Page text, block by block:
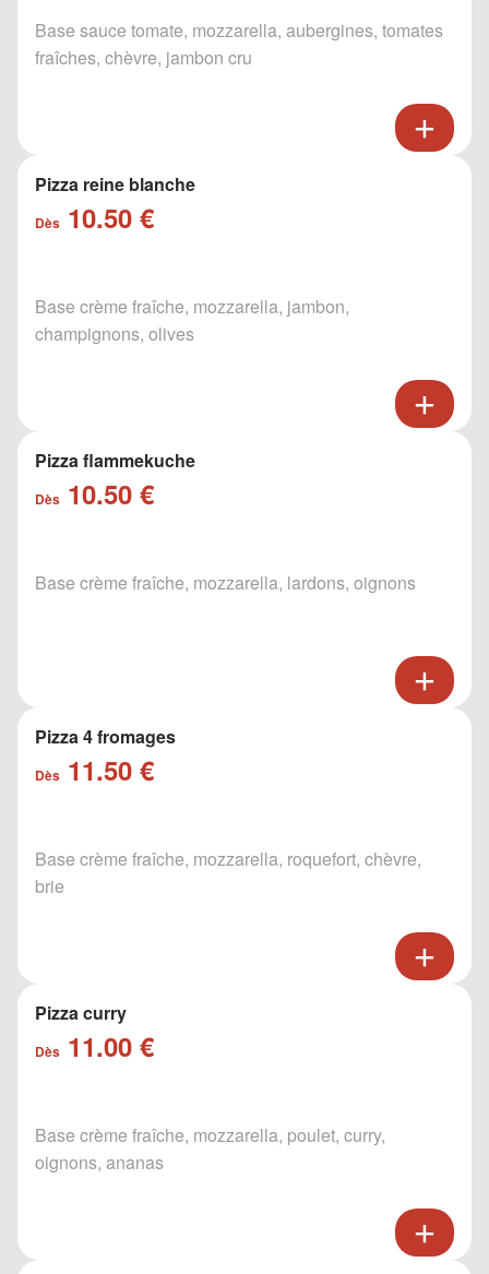
Base sauce tomate, mozzarella, aubergines, tomates
fraîches, chèvre, jambon cru
Pizza reine blanche
Dès 10.50 €
Base crème fraîche, mozzarella, jambon,
champignons, olives
Pizza flammekuche
Dès 10.50 €
Base crème fraîche, mozzarella, lardons, oignons
Pizza 4 fromages
Dès 11.50 €
Base crème fraîche, mozzarella, roquefort, chèvre,
brie
Pizza curry
Dès 11.00 €
Base crème fraîche, mozzarella, poulet, curry,
oignons, ananas